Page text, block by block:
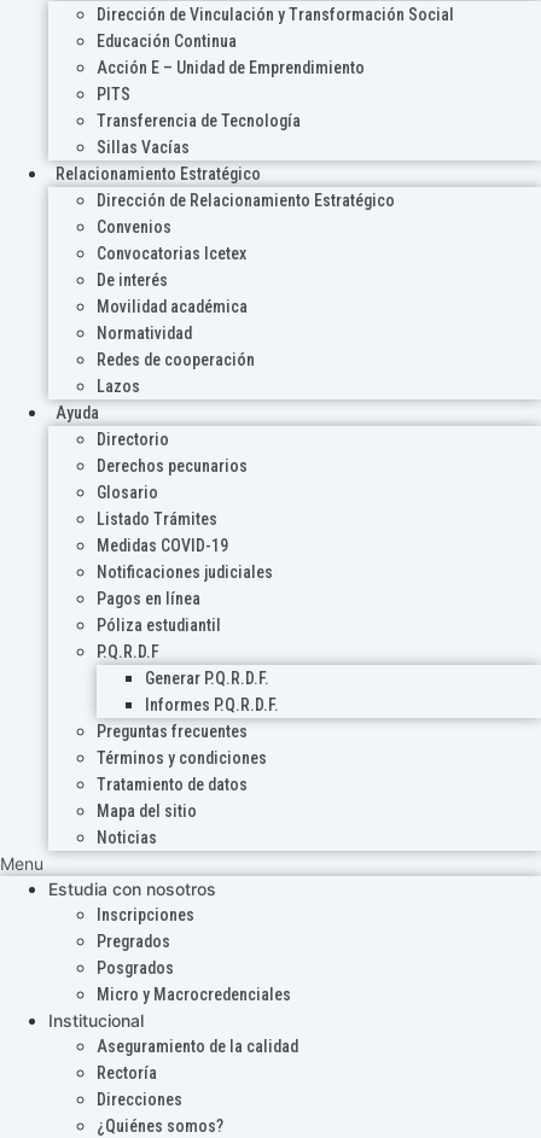
Dirección de Vinculación y Transformación Social
Educación Continua
Acción E – Unidad de Emprendimiento
PITS
Transferencia de Tecnología
Sillas Vacías
Relacionamiento Estratégico
Dirección de Relacionamiento Estratégico
Convenios
Convocatorias Icetex
De interés
Movilidad académica
Normatividad
Redes de cooperación
Lazos
Ayuda
Directorio
Derechos pecunarios
Glosario
Listado Trámites
Medidas COVID-19
Notificaciones judiciales
Pagos en línea
Póliza estudiantil
P.Q.R.D.F
Generar P.Q.R.D.F.
Informes P.Q.R.D.F.
Preguntas frecuentes
Términos y condiciones
Tratamiento de datos
Mapa del sitio
Noticias
Menu
Estudia con nosotros
Inscripciones
Pregrados
Posgrados
Micro y Macrocredenciales
Institucional
Aseguramiento de la calidad
Rectoría
Direcciones
¿Quiénes somos?